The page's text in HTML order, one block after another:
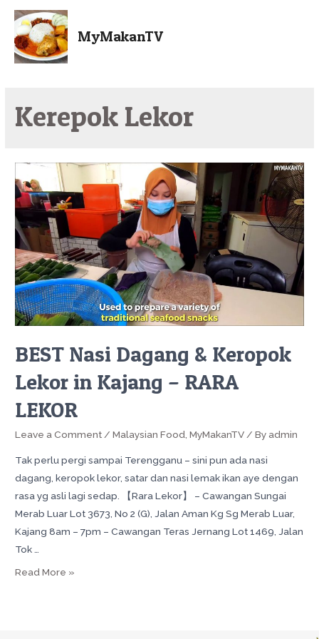
MyMakanTV
Kerepok Lekor
BEST Nasi Dagang & Keropok
Lekor in Kajang – RARA
LEKOR
Leave a Comment/Malaysian Food,MyMakanTV/ By admin
Tak perlu pergi sampai Terengganu – sini pun ada nasi
dagang, keropok lekor, satar dan nasi lemak ikan aye dengan
rasa yg asli lagi sedap. 【Rara Lekor】 – Cawangan Sungai
Merab Luar Lot 3673, No 2 (G), Jalan Aman Kg Sg Merab Luar,
Kajang 8am – 7pm – Cawangan Teras Jernang Lot 1469, Jalan
Tok …
Read More »